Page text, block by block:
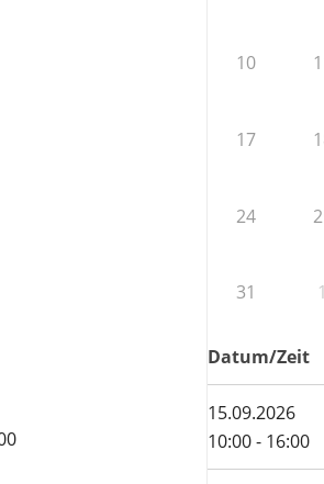
10
17
24
31 1
Datum/Zeit
15.09.2026
10:00 - 16:00